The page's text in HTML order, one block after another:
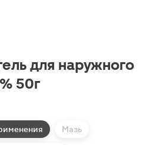
для наружного
50г
Мазь